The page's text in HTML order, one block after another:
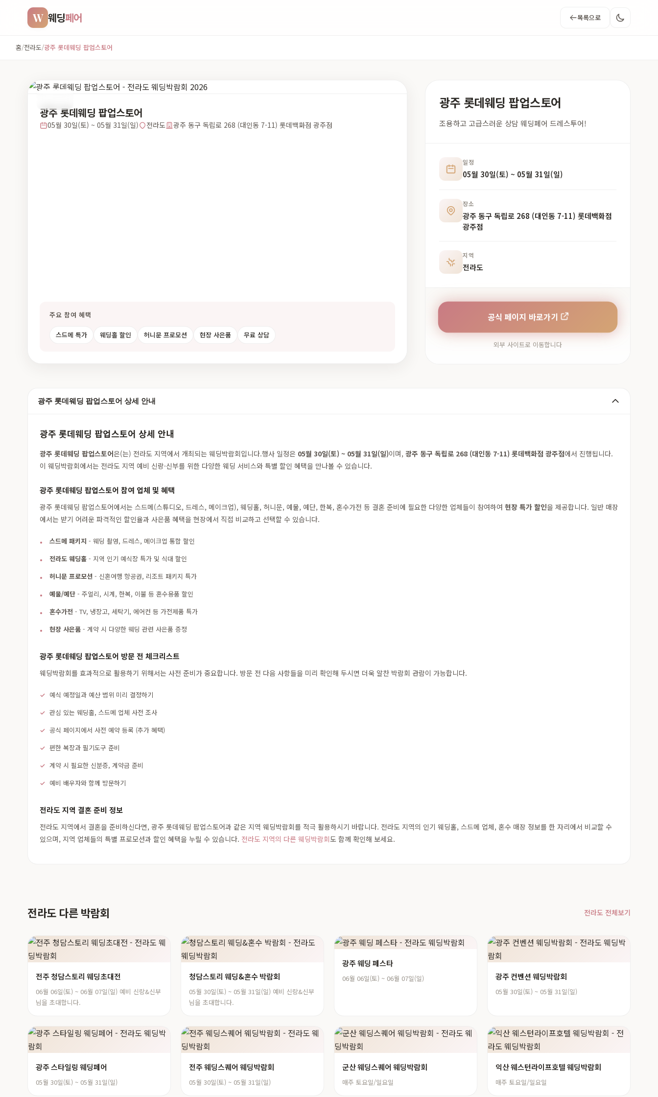
W 웨딩페어 목록으로
홈/전라도/광주 롯데웨딩 팝업스토어
광주 롯데웨딩 팝업스토어
05월 30일(토) ~ 05월 31일(일) 전라도 광주 동구 독립로 268 (대인동 7-11) 롯데백화점 광주점
주요 참여 혜택
스드메 특가 웨딩홀 할인 허니문 프로모션 현장 사은품 무료 상담
광주 롯데웨딩 팝업스토어
조용하고 고급스러운 상담 웨딩페어 드레스투어!
일정
05월 30일(토) ~ 05월 31일(일)
장소
광주 동구 독립로 268 (대인동 7-11) 롯데백화점
광주점
지역
전라도
공식 페이지 바로가기
외부 사이트로 이동합니다
광주 롯데웨딩 팝업스토어 상세 안내
광주 롯데웨딩 팝업스토어 상세 안내
광주 롯데웨딩 팝업스토어은(는) 전라도 지역에서 개최되는 웨딩박람회입니다.행사 일정은 05월 30일(토) ~ 05월 31일(일)이며, 광주 동구 독립로 268 (대인동 7-11) 롯데백화점 광주점에서 진행됩니다.
이 웨딩박람회에서는 전라도 지역 예비 신랑·신부를 위한 다양한 웨딩 서비스와 특별 할인 혜택을 만나볼 수 있습니다.
광주 롯데웨딩 팝업스토어 참여 업체 및 혜택
광주 롯데웨딩 팝업스토어에서는 스드메(스튜디오, 드레스, 메이크업), 웨딩홀, 허니문, 예물, 예단, 한복, 혼수가전 등 결혼 준비에 필요한 다양한 업체들이 참여하여 현장 특가 할인을 제공합니다. 일반 매장
에서는 받기 어려운 파격적인 할인율과 사은품 혜택을 현장에서 직접 비교하고 선택할 수 있습니다.
스드메 패키지 - 웨딩 촬영, 드레스, 메이크업 통합 할인
전라도 웨딩홀 - 지역 인기 예식장 특가 및 식대 할인
허니문 프로모션 - 신혼여행 항공권, 리조트 패키지 특가
예물/예단 - 주얼리, 시계, 한복, 이불 등 혼수용품 할인
혼수가전 - TV, 냉장고, 세탁기, 에어컨 등 가전제품 특가
현장 사은품 - 계약 시 다양한 웨딩 관련 사은품 증정
광주 롯데웨딩 팝업스토어 방문 전 체크리스트
웨딩박람회를 효과적으로 활용하기 위해서는 사전 준비가 중요합니다. 방문 전 다음 사항들을 미리 확인해 두시면 더욱 알찬 박람회 관람이 가능합니다.
예식 예정일과 예산 범위 미리 결정하기
관심 있는 웨딩홀, 스드메 업체 사전 조사
공식 페이지에서 사전 예약 등록 (추가 혜택)
편한 복장과 필기도구 준비
계약 시 필요한 신분증, 계약금 준비
예비 배우자와 함께 방문하기
전라도 지역 결혼 준비 정보
전라도 지역에서 결혼을 준비하신다면, 광주 롯데웨딩 팝업스토어과 같은 지역 웨딩박람회를 적극 활용하시기 바랍니다. 전라도 지역의 인기 웨딩홀, 스드메 업체, 혼수 매장 정보를 한 자리에서 비교할 수
있으며, 지역 업체들의 특별 프로모션과 할인 혜택을 누릴 수 있습니다. 전라도 지역의 다른 웨딩박람회도 함께 확인해 보세요.
전라도 다른 박람회 전라도 전체보기
전주 청담스토리 웨딩초대전
06월 06일(토) ~ 06월 07일(일) 예비 신랑&신부
님을 초대합니다.
청담스토리 웨딩&혼수 박람회
05월 30일(토) ~ 05월 31일(일) 예비 신랑&신부
님을 초대합니다.
광주 웨딩 페스타
06월 06일(토) ~ 06월 07일(일) 광주 컨벤션 웨딩박람회
05월 30일(토) ~ 05월 31일(일)
광주 스타일링 웨딩페어
05월 30일(토) ~ 05월 31일(일)
전주 웨딩스퀘어 웨딩박람회
05월 30일(토) ~ 05월 31일(일)
군산 웨딩스퀘어 웨딩박람회
매주 토요일/일요일
익산 웨스턴라이프호텔 웨딩박람회
매주 토요일/일요일